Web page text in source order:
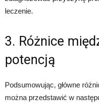
leczenie.
3. Różnice
potencją
Podsumowując, główne
można przedstawić w